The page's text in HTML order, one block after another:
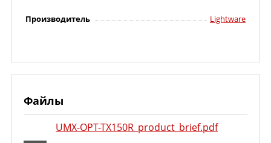
Производитель Lightware
Файлы
UMX-OPT-TX150R_product_brief.pdf